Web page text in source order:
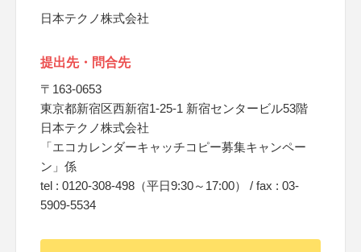
日本テクノ株式会社
提出先・問合先
〒163-0653
東京都新宿区西新宿1-25-1 新宿センタービル53階
日本テクノ株式会社
「エコカレンダーキャッチコピー募集キャンペー
ン」係
tel : 0120-308-498（平日9:30～17:00） / fax : 03-
5909-5534